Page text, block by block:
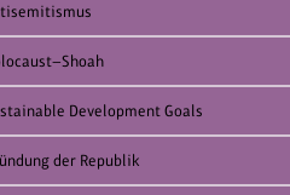
Development Goals
der Republik